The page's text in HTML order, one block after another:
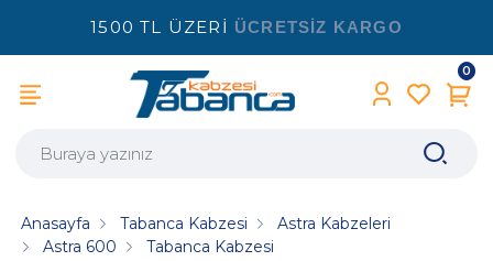
1500 TL ÜZERİ ÜCRETSİZ KARGO
0
Anasayfa Tabanca Kabzesi
Astra Kabzeleri
Astra 600
Tabanca Kabzesi